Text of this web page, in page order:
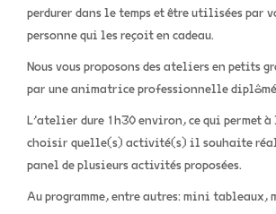
perdurer dans le temps et être utilisées par
personne qui les reçoit en cadeau.
Nous vous proposons des ateliers en petits
par une animatrice professionnelle
L’atelier dure 1h30 environ, ce qui permet à
choisir quelle(s) activité(s) il souhaite
panel de plusieurs activités proposées.
Au programme, entre autres: mini tableaux,